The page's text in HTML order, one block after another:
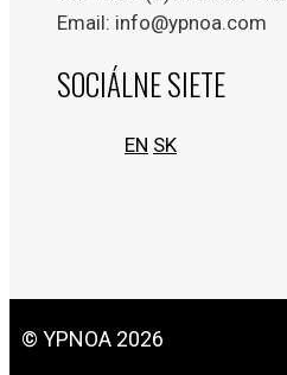
Email: info@ypnoa.com
SOCIÁLNE SIETE
EN SK
© YPNOA 2026